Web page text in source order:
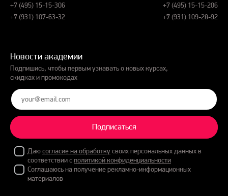
+7 (495) 15-15-306
+7 (931) 107-63-32
+7 (495) 15-15-206
+7 (931) 109-28-92
Новости академии
Подпишись, чтобы первым узнавать о новых курсах,
скидках и промокодах
Подписаться
Даюсогласие на обработкусвоих персональных данных в
соответствии сполитикой конфиденциальности
Соглашаюсь на получение рекламно-информационных
материалов